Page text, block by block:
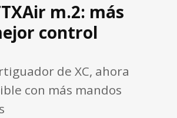
m.2: más
control
de XC, ahora
con más mandos